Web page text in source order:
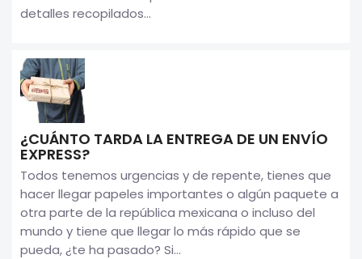
detalles recopilados...
¿CUÁNTO TARDA LA ENTREGA DE UN ENVÍO
EXPRESS?
Todos tenemos urgencias y de repente, tienes que
hacer llegar papeles importantes o algún paquete a
otra parte de la república mexicana o incluso del
mundo y tiene que llegar lo más rápido que se
pueda, ¿te ha pasado? Si...